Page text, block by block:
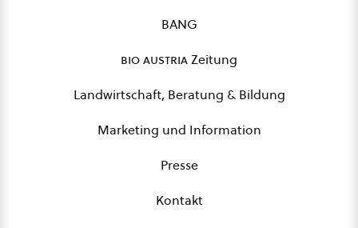
BANG
bio austriaZeitung
Landwirtschaft, Beratung & Bildung
Marketing und Information
Presse
Kontakt